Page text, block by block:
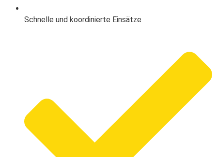
Schnelle und koordinierte Einsätze